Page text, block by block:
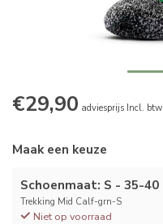
€29,90 adviesprijs Incl. btw
Maak een keuze
Schoenmaat: S - 35-40
Trekking Mid Calf-grn-S
Niet op voorraad